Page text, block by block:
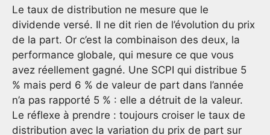
Le taux de distribution ne mesure que le
dividende versé. Il ne dit rien de l’évolution du prix
de la part. Or c’est la combinaison des deux, la
performance globale, qui mesure ce que vous
avez réellement gagné. Une SCPI qui distribue 5
% mais perd 6 % de valeur de part dans l’année
n’a pas rapporté 5 % : elle a détruit de la valeur.
Le réflexe à prendre : toujours croiser le taux de
distribution avec la variation du prix de part sur